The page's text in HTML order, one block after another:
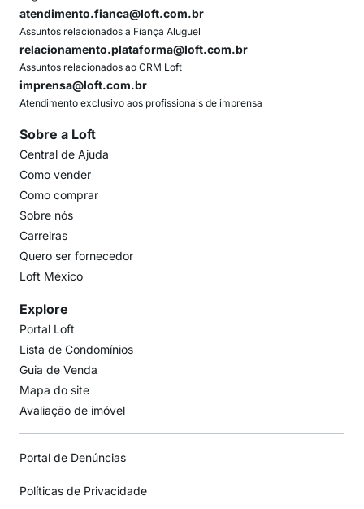
atendimento.fianca@loft.com.br
Assuntos relacionados a Fiança Aluguel
relacionamento.plataforma@loft.com.br
Assuntos relacionados ao CRM Loft
imprensa@loft.com.br
Atendimento exclusivo aos profissionais de imprensa
Sobre a Loft
Central de Ajuda
Como vender
Como comprar
Sobre nós
Carreiras
Quero ser fornecedor
Loft México
Explore
Portal Loft
Lista de Condomínios
Guia de Venda
Mapa do site
Avaliação de imóvel
Portal de Denúncias
Políticas de Privacidade